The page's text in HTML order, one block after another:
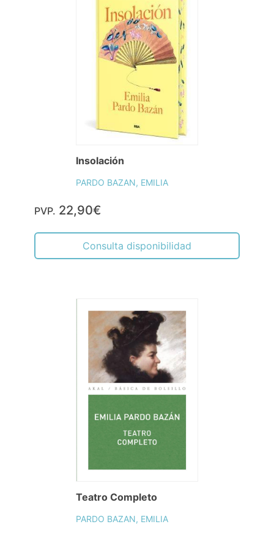
Insolación
PARDO BAZAN, EMILIA
PVP. 22,90€
Consulta disponibilidad
Teatro Completo
PARDO BAZAN, EMILIA